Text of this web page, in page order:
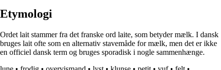
Etymologi
Ordet lait stammer fra det franske ord laite, som betyder mælk. I dansk
bruges lait ofte som en alternativ stavemåde for mælk, men det er ikke
en officiel dansk term og bruges sporadisk i nogle sammenhænge.